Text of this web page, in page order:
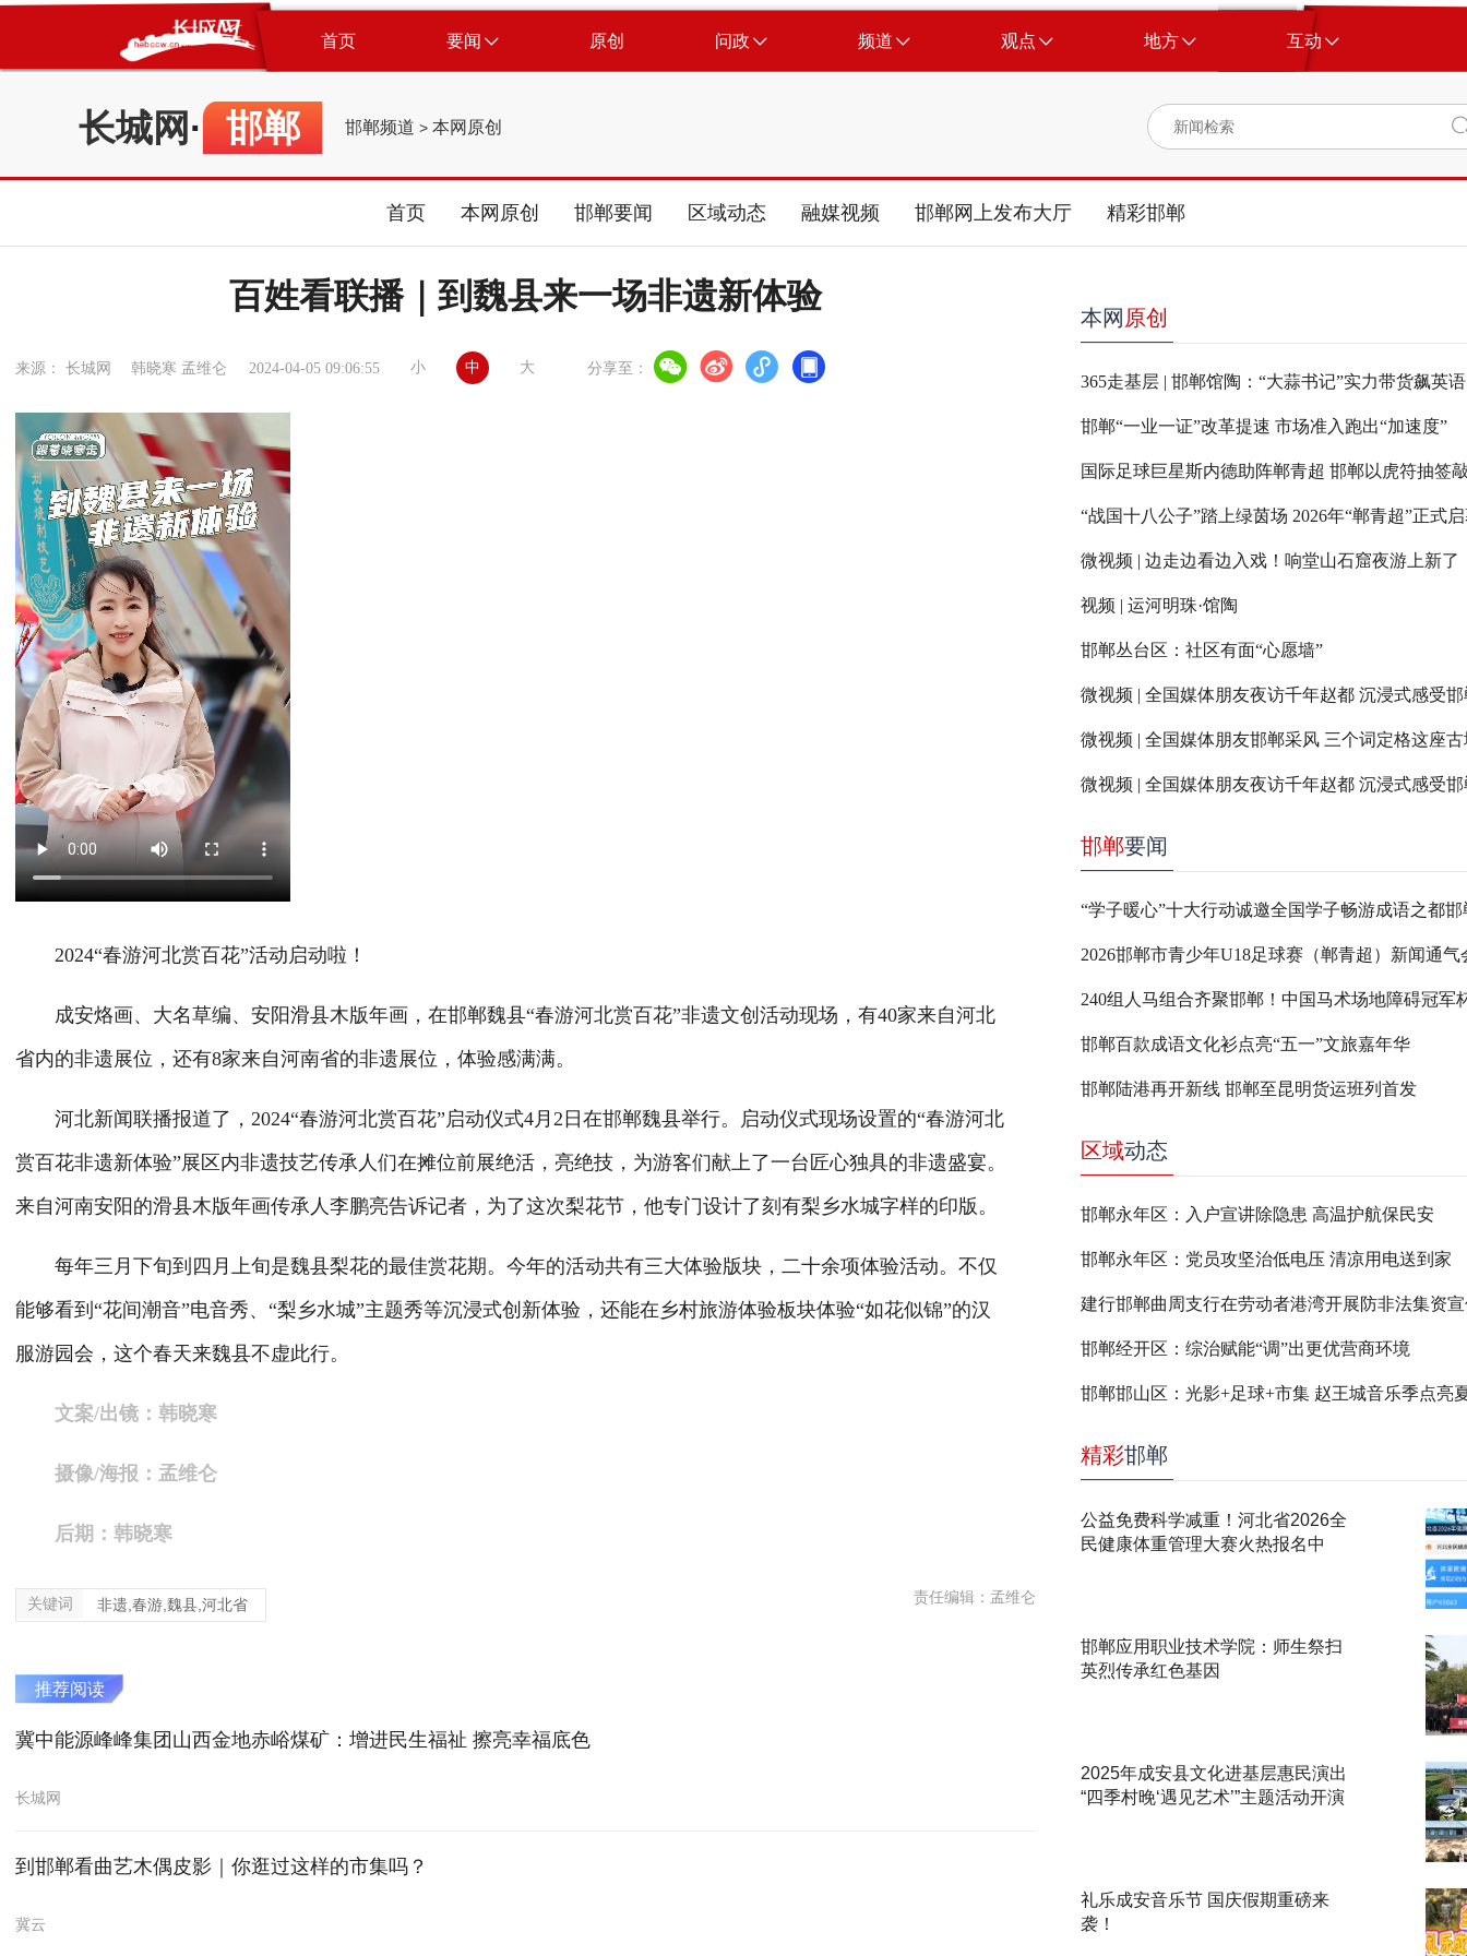
首页 要闻 原创 问政 频道 观点 地方 互动
长城网 · 邯郸 邯郸频道 > 本网原创
首页 本网原创 邯郸要闻 区域动态 融媒视频 邯郸网上发布大厅 精彩邯郸
百姓看联播｜到魏县来一场非遗新体验
来源： 长城网 韩晓寒 孟维仑 2024-04-05 09:06:55 小 中 大 分享至：
2024“春游河北赏百花”活动启动啦！
成安烙画、大名草编、安阳滑县木版年画，在邯郸魏县“春游河北赏百花”非遗文创活动现场，有40家来自河北
省内的非遗展位，还有8家来自河南省的非遗展位，体验感满满。
河北新闻联播报道了，2024“春游河北赏百花”启动仪式4月2日在邯郸魏县举行。启动仪式现场设置的“春游河北
赏百花非遗新体验”展区内非遗技艺传承人们在摊位前展绝活，亮绝技，为游客们献上了一台匠心独具的非遗盛宴。
来自河南安阳的滑县木版年画传承人李鹏亮告诉记者，为了这次梨花节，他专门设计了刻有梨乡水城字样的印版。
每年三月下旬到四月上旬是魏县梨花的最佳赏花期。今年的活动共有三大体验版块，二十余项体验活动。不仅
能够看到“花间潮音”电音秀、“梨乡水城”主题秀等沉浸式创新体验，还能在乡村旅游体验板块体验“如花似锦”的汉
服游园会，这个春天来魏县不虚此行。
文案/出镜：韩晓寒
摄像/海报：孟维仑
后期：韩晓寒
关键词 非遗,春游,魏县,河北省 责任编辑：孟维仑
推荐阅读
冀中能源峰峰集团山西金地赤峪煤矿：增进民生福祉 擦亮幸福底色
长城网
到邯郸看曲艺木偶皮影｜你逛过这样的市集吗？
冀云
本网 原创
365走基层 | 邯郸馆陶：“大蒜书记”实力带货飙英语
邯郸“一业一证”改革提速 市场准入跑出“加速度”
国际足球巨星斯内德助阵郸青超 邯郸以虎符抽签
“战国十八公子”踏上绿茵场 2026年“郸青超”正式
微视频 | 边走边看边入戏！响堂山石窟夜游上新了
视频 | 运河明珠·馆陶
邯郸丛台区：社区有面“心愿墙”
微视频 | 全国媒体朋友夜访千年赵都 沉浸式感受
微视频 | 全国媒体朋友邯郸采风 三个词定格这座
微视频 | 全国媒体朋友夜访千年赵都 沉浸式感受
邯郸要闻
“学子暖心”十大行动诚邀全国学子畅游成语之都邯
2026邯郸市青少年U18足球赛（郸青超）新闻通气
邯郸百款成语文化衫点亮“五一”文旅嘉年华
邯郸陆港再开新线 邯郸至昆明货运班列首发
区域动态
邯郸永年区：入户宣讲除隐患 高温护航保民安
邯郸永年区：党员攻坚治低电压 清凉用电送到家
建行邯郸曲周支行在劳动者港湾开展防非法集资
邯郸经开区：综治赋能“调”出更优营商环境
邯郸邯山区：光影+足球+市集 赵王城音乐季点亮
精彩邯郸
公益免费科学减重！河北省2026全
民健康体重管理大赛火热报名中
邯郸应用职业技术学院：师生祭扫
英烈传承红色基因
2025年成安县文化进基层惠民演出
“四季村晚‘遇见艺术’”主题活动开演
礼乐成安音乐节 国庆假期重磅来
袭！